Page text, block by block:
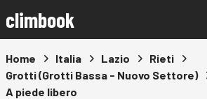
climbook
Home Italia Lazio
Rieti
Grotti (Grotti Bassa - Nuovo Settore)
A piede libero